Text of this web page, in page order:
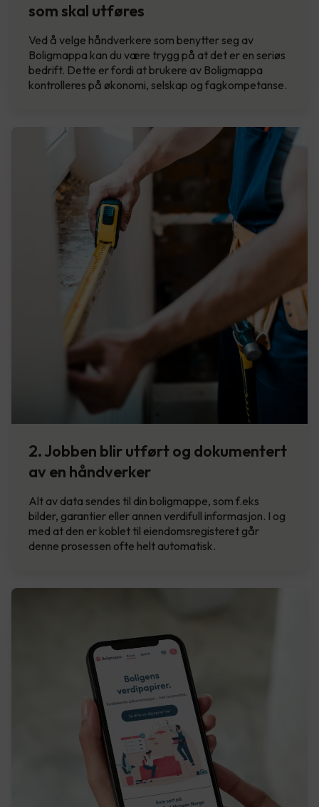
som skal utføres
Ved å velge håndverkere som benytter seg av
Boligmappa kan du være trygg på at det er en seriøs
bedrift. Dette er fordi at brukere av Boligmappa
kontrolleres på økonomi, selskap og fagkompetanse.
2. Jobben blir utført og dokumentert
av en håndverker
Alt av data sendes til din boligmappe, som f.eks
bilder, garantier eller annen verdifull informasjon. I og
med at den er koblet til eiendomsregisteret går
denne prosessen ofte helt automatisk.